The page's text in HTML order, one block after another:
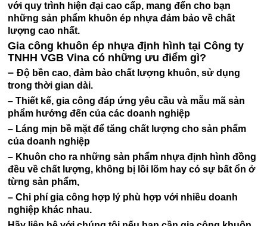
với quy trình hiện đại cao cấp, mang đến cho bạn
những sản phẩm khuôn ép nhựa đảm bảo về chất
lượng cao nhất.
Gia công khuôn ép nhựa định hình tại Công ty
TNHH VGB Vina có những ưu điểm gì?
–Độ bền cao, đảm bảo chất lượng khuôn, sử dụng
trong thời gian dài.
– Thiết kế, gia công đáp ứng yêu cầu và mẫu mã sản
phẩm hướng đến của các doanh nghiệp
– Láng mịn bề mặt để tăng chất lượng cho sản phẩm
của doanh nghiệp
– Khuôn cho ra những sản phẩm nhựa định hình đồng
đều về chất lượng, không bị lồi lõm hay có sự bất ổn ở
từng sản phẩm,
– Chi phí gia công hợp lý phù hợp với nhiều doanh
nghiệp khác nhau.